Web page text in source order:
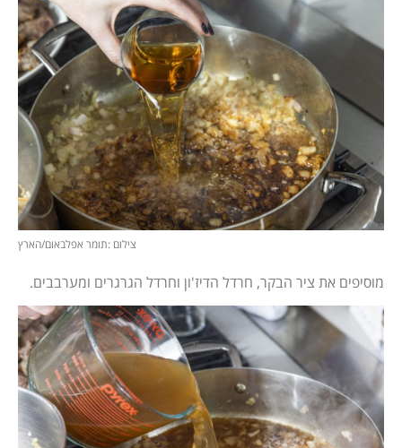
צילום :תומר אפלבאום/הארץ
מוסיפים את ציר הבקר, חרדל הדיז'ון וחרדל הגרגרים ומערבבים.